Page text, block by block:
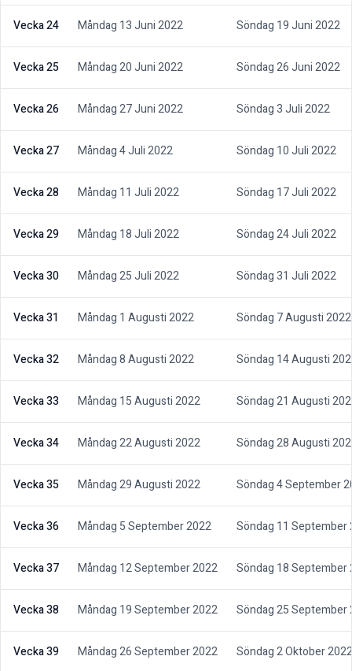
Vecka 24 Måndag 13 Juni 2022 Söndag 19 Juni 2022
Vecka 25 Måndag 20 Juni 2022 Söndag 26 Juni 2022
Vecka 26 Måndag 27 Juni 2022 Söndag 3 Juli 2022
Vecka 27 Måndag 4 Juli 2022 Söndag 10 Juli 2022
Vecka 28 Måndag 11 Juli 2022 Söndag 17 Juli 2022
Vecka 29 Måndag 18 Juli 2022 Söndag 24 Juli 2022
Vecka 30 Måndag 25 Juli 2022 Söndag 31 Juli 2022
Vecka 31 Måndag 1 Augusti 2022 Söndag 7 Augusti 2022
Vecka 32 Måndag 8 Augusti 2022 Söndag 14 Augusti
Vecka 33 Måndag 15 Augusti 2022 Söndag 21 Augusti
Vecka 34 Måndag 22 Augusti 2022 Söndag 28 Augusti
Vecka 35 Måndag 29 Augusti 2022 Söndag 4 September
Vecka 36 Måndag 5 September 2022 Söndag 11 September
Vecka 37 Måndag 12 September 2022 Söndag 18 September
Vecka 38 Måndag 19 September 2022 Söndag 25 September
Vecka 39 Måndag 26 September 2022 Söndag 2 Oktober 2022